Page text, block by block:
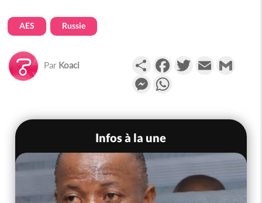
AES Russie
Par Koaci PartagerFacebookTwitterEmail
Messenger
Infos à la une